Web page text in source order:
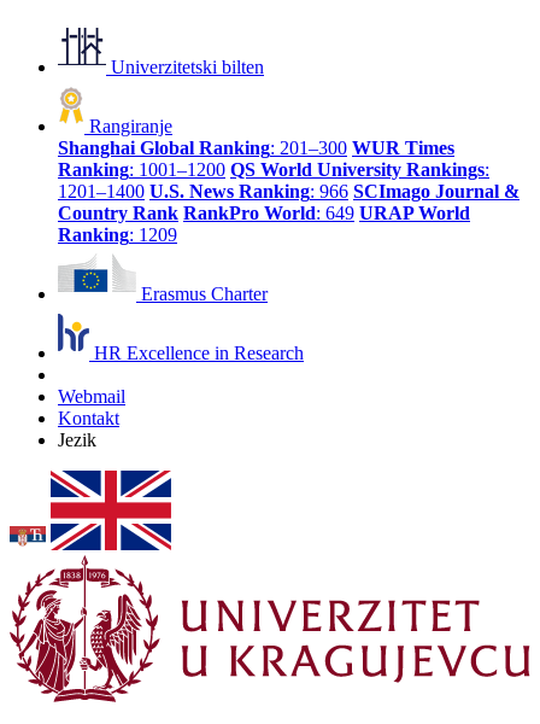
Univerzitetski bilten
Rangiranje
Shanghai Global Ranking: 201–300 WUR Times
Ranking: 1001–1200 QS World University Rankings:
1201–1400 U.S. News Ranking: 966 SCImago Journal &
Country Rank RankPro World: 649 URAP World
Ranking: 1209
Erasmus Charter
HR Excellence in Research
Webmail
Kontakt
Jezik